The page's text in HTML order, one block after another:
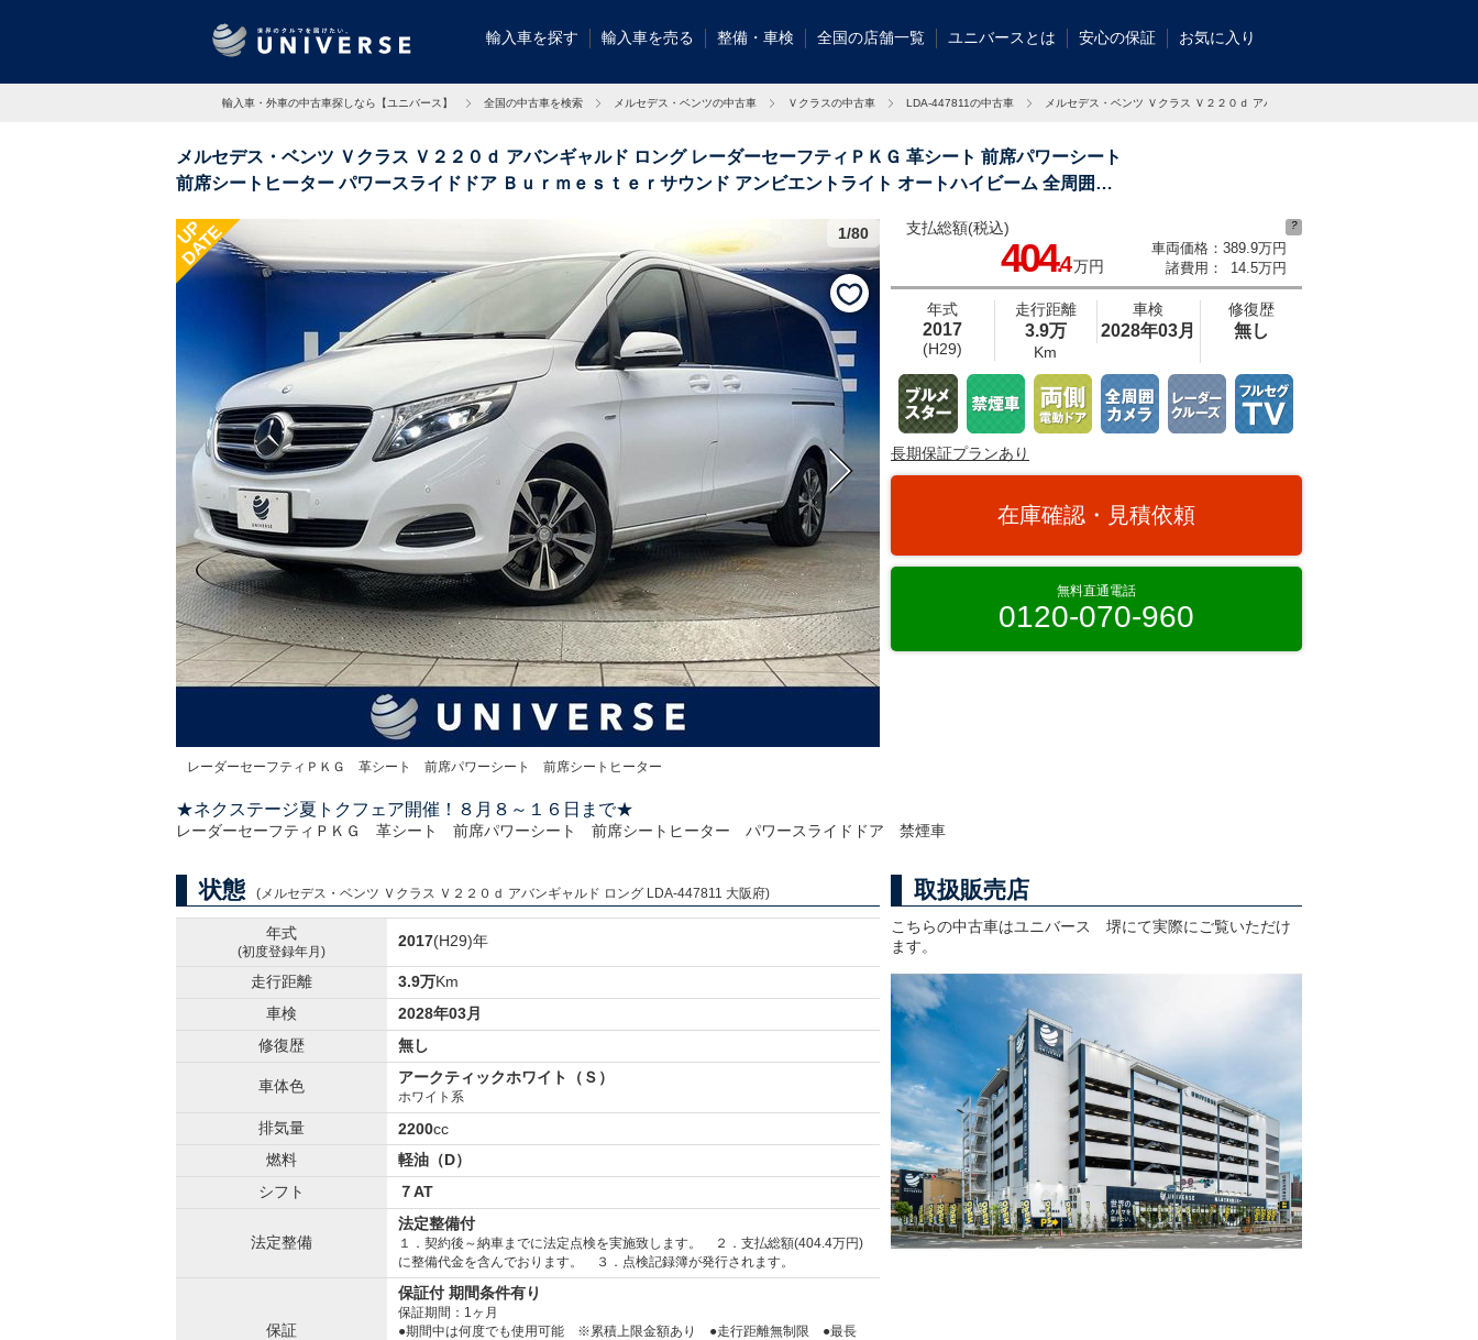
輸入車を探す 輸入車を売る 整備・車検 全国の店舗一覧 ユニバースとは 安心の保証 お気に入り
輸入車・外車の中古車探しなら【ユニバース】 全国の中古車を検索 メルセデス・ベンツの中古車 Ｖクラスの中古車 LDA-447811の中古車 メルセデス・ベンツ Ｖクラス Ｖ２２０ｄ アバンギャルド ロングの中古車
メルセデス・ベンツ Ｖクラス Ｖ２２０ｄ アバンギャルド ロング レーダーセーフティＰＫＧ 革シート 前席パワーシート
前席シートヒーター パワースライドドア Ｂｕｒｍｅｓｔｅｒサウンド アンビエントライト オートハイビーム 全周囲カ
UP
DATE
レーダーセーフティＰＫＧ 革シート 前席パワーシート 前席シートヒーター
輸入車グループ総在庫数約２，０００台！全国の系列店からメーカー・車種問わずご紹介出来るの
ッタリのお車が見つかるはずです♪まずはお問い合わせ下さい☆
1/80 支払総額(税込)
404.4 万円
車両価格：
諸費用：
389.9万円
14.5万円
?
年式
2017
(H29)
走行距離
3.9万
Km
車検
2028年03月
修復歴
無し
長期保証プランあり
在庫確認・見積依頼
無料直通電話
0120-070-960
★ネクステージ夏トクフェア開催！８月８～１６日まで★
レーダーセーフティＰＫＧ 革シート 前席パワーシート 前席シートヒーター パワースライドドア 禁煙車
状態 (メルセデス・ベンツ Ｖクラス Ｖ２２０ｄ アバンギャルド ロング LDA-447811 大阪府)
年式
(初度登録年月)
2017(H29)年
走行距離 3.9万Km
車検
2028年03月
修復歴
無し
車体色 アークティックホワイト（Ｓ）
ホワイト系
排気量 2200cc
燃料
軽油（D）
シフト
７AT
法定整備
法定整備付
１．契約後～納車までに法定点検を実施致します。 ２．支払総額(404.4万円)
に整備代金を含んでおります。 ３．点検記録簿が発行されます。
保証
保証付 期間条件有り
保証期間：1ヶ月
●期間中は何度でも使用可能 ※累積上限金額あり ●走行距離無制限 ●最長
取扱販売店
こちらの中古車はユニバース 堺にて実際にご覧いただけ
ます。